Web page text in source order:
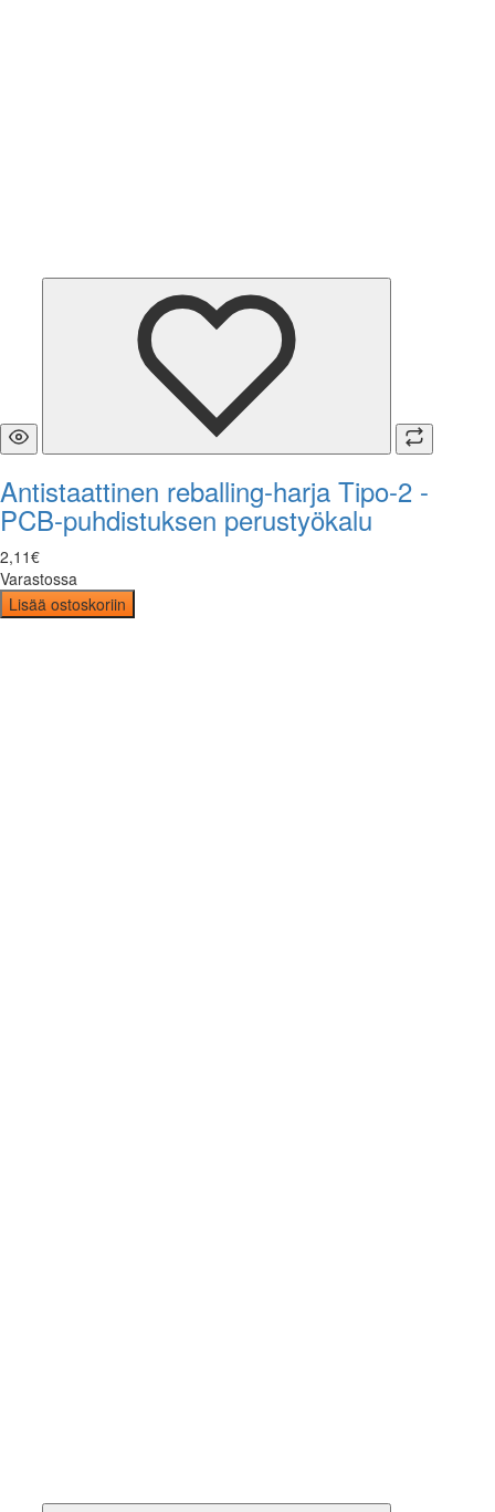
Antistaattinen reballing-harja Tipo-2 -
PCB-puhdistuksen perustyökalu
2,11€
Varastossa
Lisää ostoskoriin